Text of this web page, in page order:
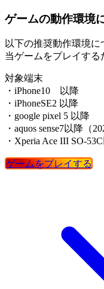
ゲームの動作環境
以下の推奨動作環境に
当ゲームをプレイする
対象端末
・iPhone10 以降
・iPhoneSE2 以降
・google pixel 5 以降
・aquos sense7以降（
・Xperia Ace III SO-
ゲームをプレイする